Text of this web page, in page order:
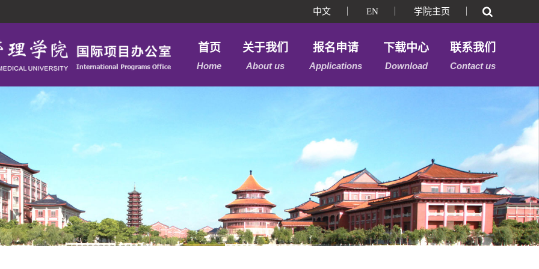
中文 EN 学院主页
首页
Home
关于我们
About us
报名申请
Applications
下载中心
Download
联系我们
Contact us